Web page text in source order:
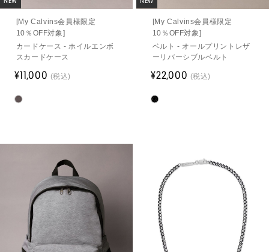
[My Calvins会員様限定
10％OFF対象]
カードケース - ホイルエンボ
スカードケース
¥11,000 (税込)
[My Calvins会員様限定
10％OFF対象]
ベルト - オールプリントレザ
ーリバーシブルベルト
¥22,000 (税込)